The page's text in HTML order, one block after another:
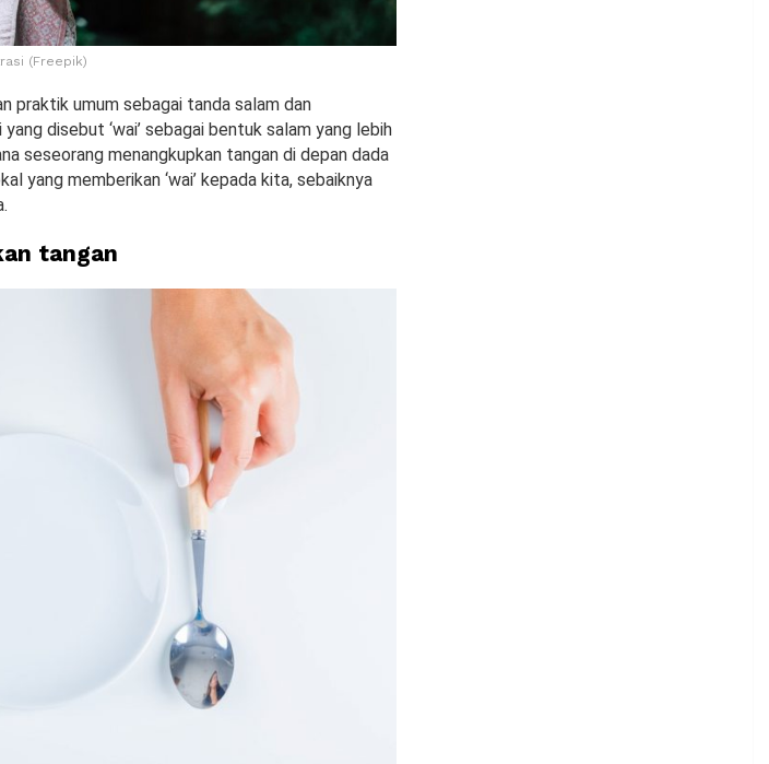
(Freepik)
praktik umum sebagai tanda salam dan
disebut ‘wai’ sebagai bentuk salam yang lebih
seseorang menangkupkan tangan di depan dada
yang memberikan ‘wai’ kepada kita, sebaiknya
tangan